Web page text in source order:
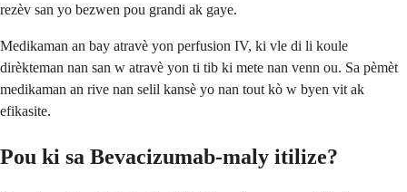
rezèv san yo bezwen pou grandi ak gaye.
Medikaman an bay atravè yon perfusion IV, ki vle di li koule
dirèkteman nan san w atravè yon ti tib ki mete nan venn ou. Sa pèmèt
medikaman an rive nan selil kansè yo nan tout kò w byen vit ak
efikasite.
Pou ki sa Bevacizumab-maly itilize?